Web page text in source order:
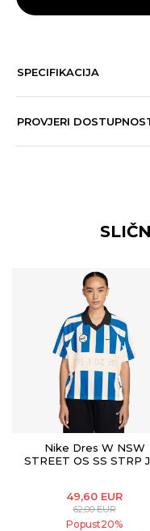
SPECIFIKACIJA
PROVJERI
Nike Dres W NSW
STREET OS SS STRP
49,60 EUR
62,00EUR
Popust20%